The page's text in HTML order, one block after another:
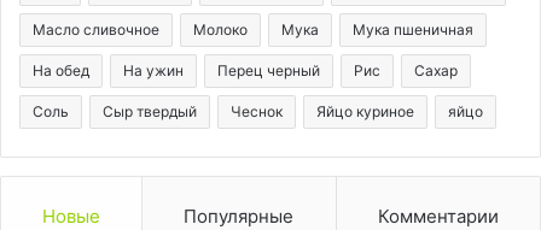
Масло сливочное Молоко Мука Мука пшеничная
На обед На ужин Перец черный Рис Сахар
Соль Сыр твердый Чеснок Яйцо куриное яйцо
Новые Популярные Комментарии